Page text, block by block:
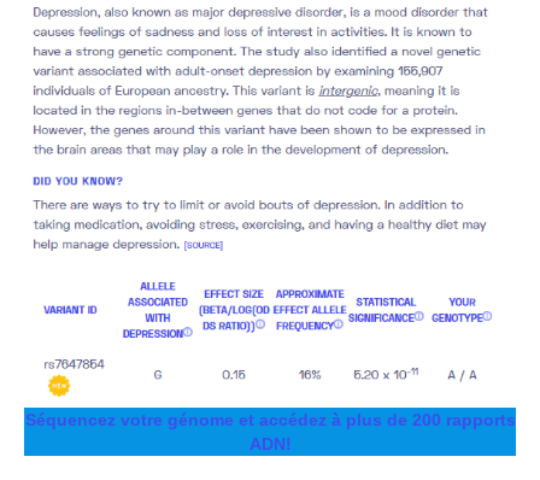
Séquencez votre génome et accédez à plus de 200 rapports
ADN!